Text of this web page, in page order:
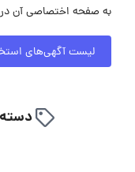
به صفحه اختصاصی آن
لیست آگهی‌های